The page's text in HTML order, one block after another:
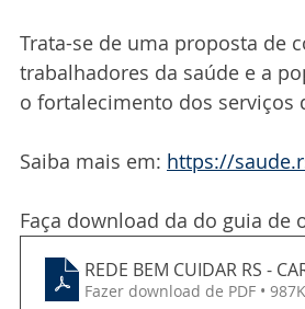
Trata-se de uma proposta de
trabalhadores da saúde e a
o fortalecimento dos serviços
Saiba mais em: https://
Faça download da do guia de
REDE BEM CUIDAR RS -
Fazer download de PDF •